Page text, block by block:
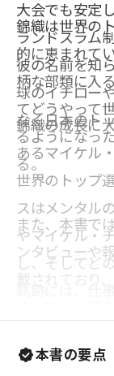
大会でも安定
ランドスラム
彼の名前を知
球のイチロー
なく日本のト
錦織は世界の
的に恵まれて
柄な部類に入
てどうやって
るようになっ
る。
錦織の成長に
あるマイケル
世界のトップ
スはメンタル
やマイケル・
し、そしてど
つまっている
また、本書で
ンタビューや
載されており
みてはどうだ
本書の要点